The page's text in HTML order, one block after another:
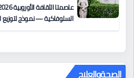
السلوفاكية — نموذج لتوزيع
الصحةوالعلاج